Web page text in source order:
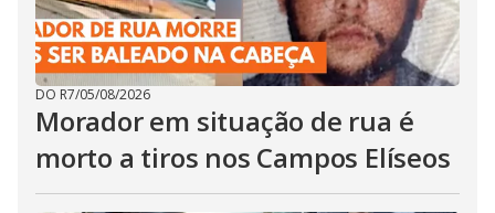
DO R7/05/08/2026
Morador em situação de rua é
morto a tiros nos Campos Elíseos